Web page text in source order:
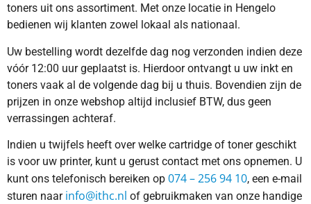
toners uit ons assortiment. Met onze locatie in Hengelo
bedienen wij klanten zowel lokaal als nationaal.
Uw bestelling wordt dezelfde dag nog verzonden indien deze
vóór 12:00 uur geplaatst is. Hierdoor ontvangt u uw inkt en
toners vaak al de volgende dag bij u thuis. Bovendien zijn de
prijzen in onze webshop altijd inclusief BTW, dus geen
verrassingen achteraf.
Indien u twijfels heeft over welke cartridge of toner geschikt
is voor uw printer, kunt u gerust contact met ons opnemen. U
kunt ons telefonisch bereiken op 074 – 256 94 10, een e-mail
sturen naar info@ithc.nl of gebruikmaken van onze handige